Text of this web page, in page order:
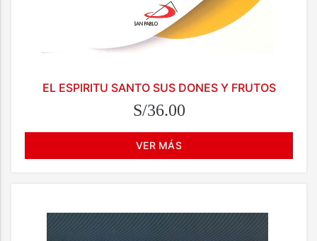
EL ESPIRITU SANTO SUS DONES Y FRUTOS
S/36.00
VER MÁS